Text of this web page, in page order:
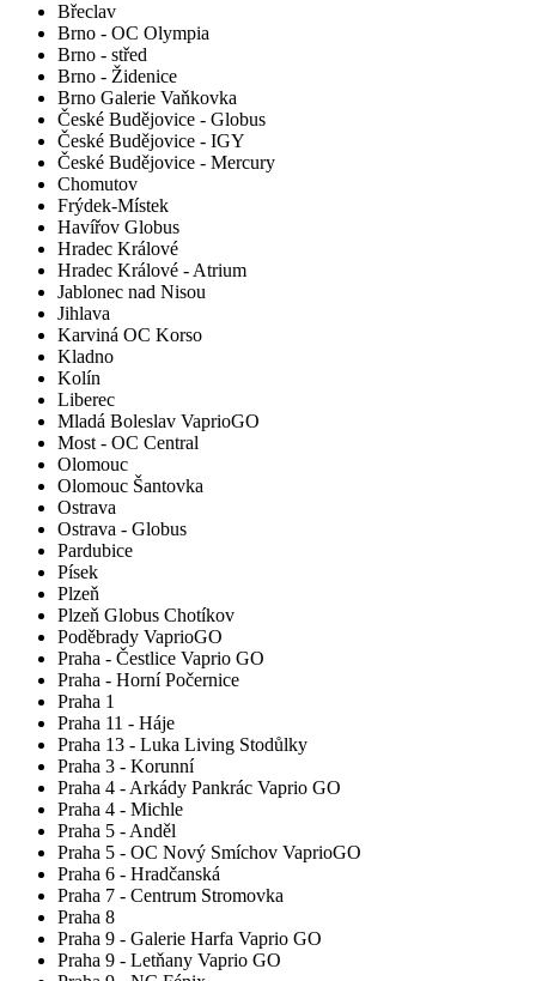
Břeclav
Brno - OC Olympia
Brno - střed
Brno - Židenice
Brno Galerie Vaňkovka
České Budějovice - Globus
České Budějovice - IGY
České Budějovice - Mercury
Chomutov
Frýdek-Místek
Havířov Globus
Hradec Králové
Hradec Králové - Atrium
Jablonec nad Nisou
Jihlava
Karviná OC Korso
Kladno
Kolín
Liberec
Mladá Boleslav VaprioGO
Most - OC Central
Olomouc
Olomouc Šantovka
Ostrava
Ostrava - Globus
Pardubice
Písek
Plzeň
Plzeň Globus Chotíkov
Poděbrady VaprioGO
Praha - Čestlice Vaprio GO
Praha - Horní Počernice
Praha 1
Praha 11 - Háje
Praha 13 - Luka Living Stodůlky
Praha 3 - Korunní
Praha 4 - Arkády Pankrác Vaprio GO
Praha 4 - Michle
Praha 5 - Anděl
Praha 5 - OC Nový Smíchov VaprioGO
Praha 6 - Hradčanská
Praha 7 - Centrum Stromovka
Praha 8
Praha 9 - Galerie Harfa Vaprio GO
Praha 9 - Letňany Vaprio GO